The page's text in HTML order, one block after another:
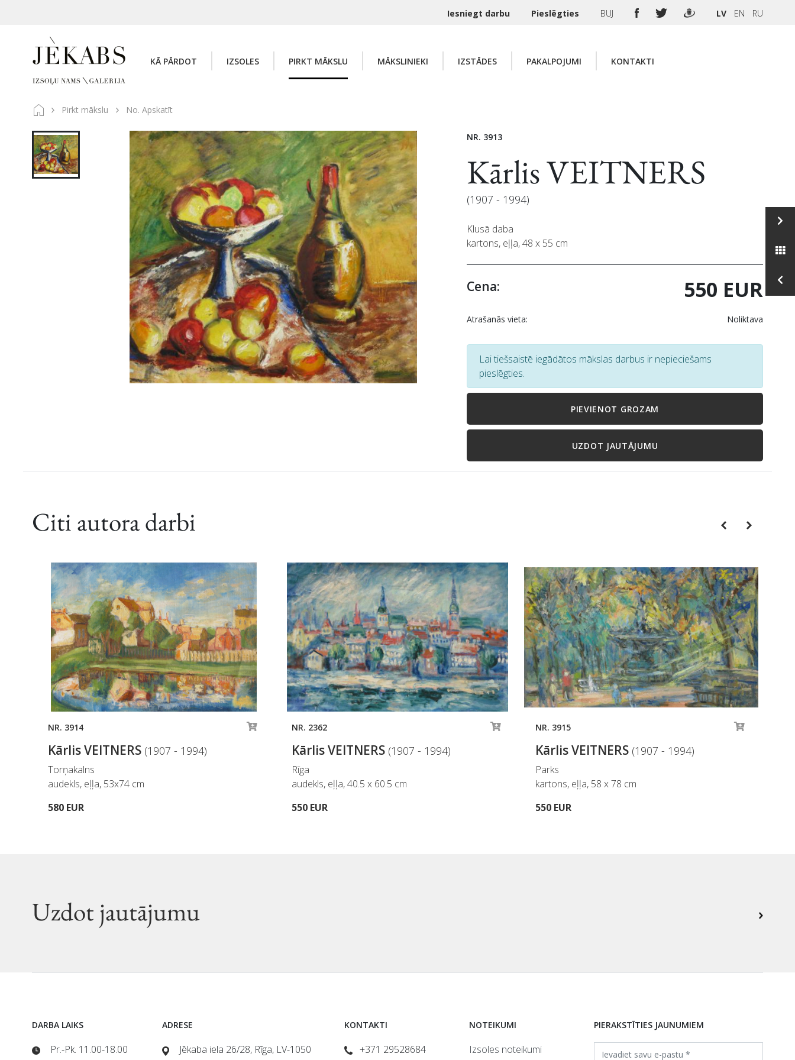
Iesniegt darbu Pieslēgties BUJ LV EN RU
KĀ PĀRDOT IZSOLES PIRKT MĀKSLU MĀKSLINIEKI IZSTĀDES PAKALPOJUMI KONTAKTI
Pirkt mākslu No. Apskatīt
NR. 3913
Kārlis VEITNERS
(1907 - 1994)
Klusā daba
kartons, eļļa, 48 x 55 cm
Cena: 550 EUR
Atrašanās vieta: Noliktava
Lai tiešsaistē iegādātos mākslas darbus ir nepieciešams
pieslēgties.
PIEVIENOT GROZAM
UZDOT JAUTĀJUMU
Citi autora darbi PreviousNext
NR. 3914
Kārlis VEITNERS (1907 - 1994)
Torņakalns
audekls, eļļa, 53x74 cm
580 EUR
NR. 2362
Kārlis VEITNERS (1907 - 1994)
Rīga
audekls, eļļa, 40.5 x 60.5 cm
550 EUR
NR. 3915
Kārlis VEITNERS (1907 - 1994)
Parks
kartons, eļļa, 58 x 78 cm
550 EUR
Uzdot jautājumu
DARBA LAIKS
Pr.-Pk. 11.00-18.00
ADRESE
Jēkaba iela 26/28, Rīga, LV-1050
KONTAKTI
+371 29528684
NOTEIKUMI
Izsoles noteikumi
PIERAKSTĪTIES JAUNUMIEM